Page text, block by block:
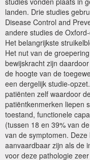
landen. Drie studies
Disease Control and
andere studies de
Het belangrijkste
Het nut van de
bewijskracht zijn
de hoogte van de
een dergelijk studie-
patiënten zelf waardoor
patiëntkenmerken liepen
toestand, functionele
(tussen 18 en 39% van
van de symptomen.
aanvaardbaar zijn als de
voor deze pathologie